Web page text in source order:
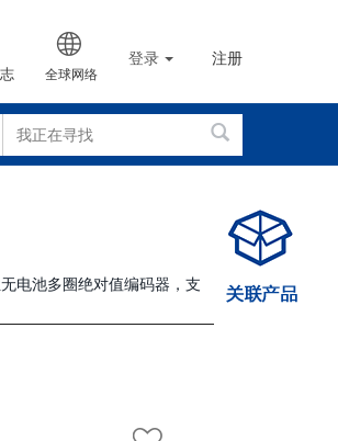
全球网络
登录 注册
电池多圈绝对值编码器，支